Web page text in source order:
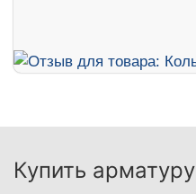
Купить арматуру